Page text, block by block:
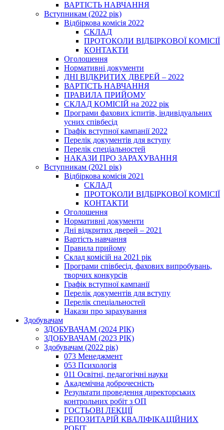
ВАРТІСТЬ НАВЧАННЯ
Вступникам (2022 рік)
Відбіркова комісія 2022
СКЛАД
ПРОТОКОЛИ ВІДБІРКОВОЇ КОМІСІЇ
КОНТАКТИ
Оголошення
Нормативні документи
ДНІ ВІДКРИТИХ ДВЕРЕЙ – 2022
ВАРТІСТЬ НАВЧАННЯ
ПРАВИЛА ПРИЙОМУ
СКЛАД КОМІСІЙ на 2022 рік
Програми фахових іспитів, індивідуальних
усних співбесід
Графік вступної кампанії 2022
Перелік документів для вступу
Перелік спеціальностей
НАКАЗИ ПРО ЗАРАХУВАННЯ
Вступникам (2021 рік)
Відбіркова комісія 2021
СКЛАД
ПРОТОКОЛИ ВІДБІРКОВОЇ КОМІСІЇ
КОНТАКТИ
Оголошення
Нормативні документи
Дні відкритих дверей – 2021
Вартість навчання
Правила прийому
Склад комісій на 2021 рік
Програми співбесід, фахових випробувань,
творчих конкурсів
Графік вступної кампанії
Перелік документів для вступу
Перелік спеціальностей
Накази про зарахування
Здобувачам
ЗДОБУВАЧАМ (2024 РІК)
ЗДОБУВАЧАМ (2023 РІК)
Здобувачам (2022 рік)
073 Менеджмент
053 Психологія
011 Освітні, педагогічні науки
Академічна доброчесність
Результати проведення директорських
контрольних робіт з ОП
ГОСТЬОВІ ЛЕКЦІЇ
РЕПОЗИТАРІЙ КВАЛІФІКАЦІЙНИХ
РОБІТ